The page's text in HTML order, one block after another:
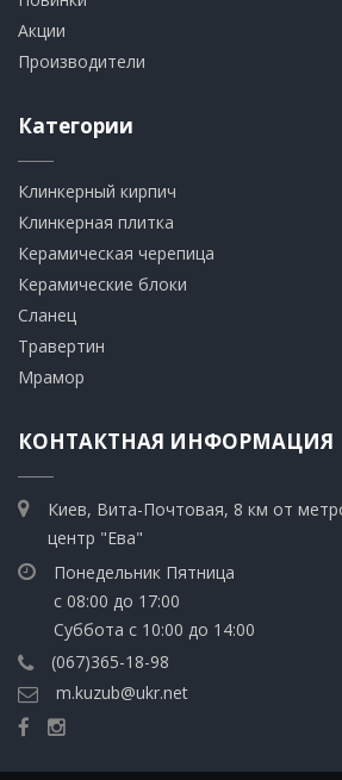
Акции
Производители
Категории
Клинкерный кирпич​
​Клинкерная плитка
​Керамическая черепица
​Керамические блоки
​Сланец
Травертин​
​Мрамор
КОНТАКТНАЯ ИНФОРМАЦИЯ
Киев, Вита-Почтовая, 8 км от
центр "Ева"
Понедельник Пятница
с 08:00 до 17:00
Суббота с 10:00 до 14:00
(067)365-18-98
m.kuzub@ukr.net